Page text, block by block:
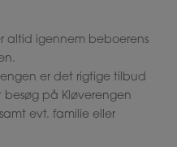
altid igennem beboerens
er det rigtige tilbud
på Kløverengen
evt. familie eller